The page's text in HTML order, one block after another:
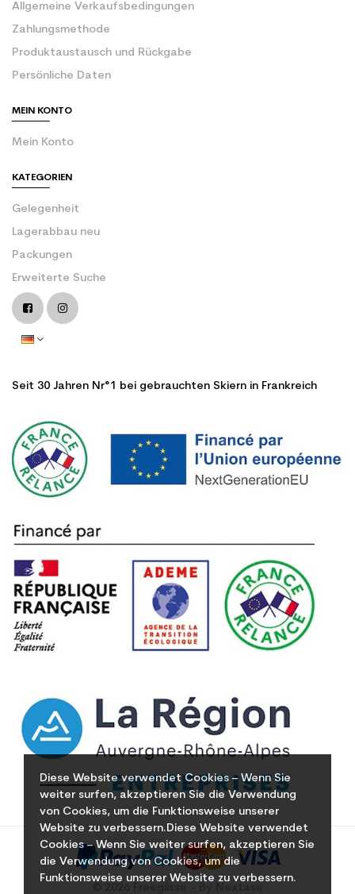
Diese Website verwendet Cookies – Wenn Sie
weiter surfen, akzeptieren Sie die Verwendung
von Cookies, um die Funktionsweise unserer
Website zu verbessern.Diese Website verwendet
Cookies – Wenn Sie weiter surfen, akzeptieren Sie
die Verwendung von Cookies, um die
Funktionsweise unserer Website zu verbessern.
Allgemeine Verkaufsbedingungen
Zahlungsmethode
Produktaustausch und Rückgabe
Persönliche Daten
MEIN KONTO
Mein Konto
KATEGORIEN
Gelegenheit
Lagerabbau neu
Packungen
Erweiterte Suche
Seit 30 Jahren Nr°1 bei gebrauchten Skiern in Frankreich